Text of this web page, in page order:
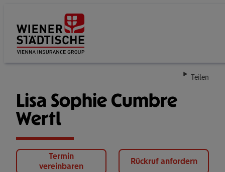
Teilen
Lisa Sophie Cumbre
Wertl
Termin
vereinbaren
Rückruf anfordern